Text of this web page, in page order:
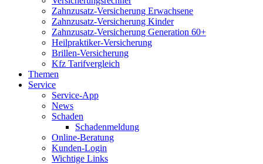
Zahnzusatz-Versicherung Erwachsene
Zahnzusatz-Versicherung Kinder
Zahnzusatz-Versicherung Generation 60+
Heilpraktiker-Versicherung
Brillen-Versicherung
Kfz Tarifvergleich
Themen
Service
Service-App
News
Schaden
Schadenmeldung
Online-Beratung
Kunden-Login
Wichtige Links